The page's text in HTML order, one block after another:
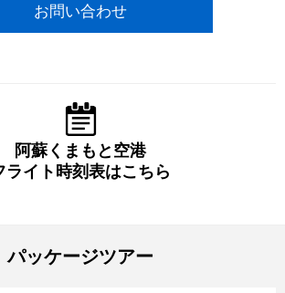
お問い合わせ
阿蘇くまもと空港
ライト時刻表はこちら
パッケージツアー